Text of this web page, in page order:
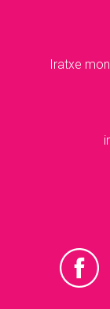
Iratxe